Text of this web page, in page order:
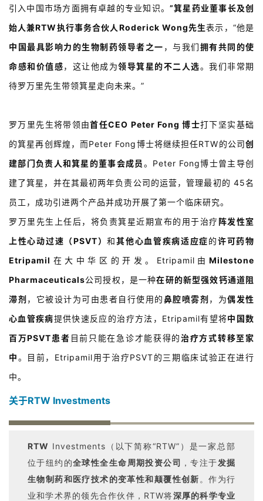
首
页
药
资
讯
视
专
区
精
引入中国市场方面拥有卓越的专业知识。 ”箕星药业董事长及创
始人兼RTW执行事务合伙人Roderick Wong先生表示，“他是
中国最具影响力的生物制药领导者之一 ，与我们拥有共同的使
命感和价值感，这让他成为领导箕星的不二人选。我们非常期
待罗万里先生带领箕星走向未来。”
罗万里先生将带领由首任CEO Peter Fong 博士打下坚实基础
的箕星再创辉煌，而Peter Fong博士将继续担任RTW的公司创
建部门负责人和箕星的董事会成员。Peter Fong博士曾主导创
建了箕星，并在其最初两年负责公司的运营，管理最初的 45名
员工，成功引进两个产品并成功开展了第一个临床研究。
罗万里先生上任后，将负责箕星近期宣布的用于治疗阵发性室
上性心动过速（PSVT）和其他心血管疾病适应症的许可药物
Etripamil 在大中华区的开发。Etripamil由 Milestone
Pharmaceuticals公司授权，是一种在研的新型强效钙通道阻
滞剂 ，它被设计为可由患者自行使用的鼻腔喷雾剂 ，为偶发性
心血管疾病提供快速反应的治疗方法，Etripamil有望将中国数
百万PSVT患者 目前只能在急诊才能获得的治疗方式转移至家
中。目前，Etripamil用于治疗PSVT的三期临床试验正在进行
中。
关于RTW Investments
RTW Investments（以下简称“RTW”）是一家总部
位于纽约的全球性全生命周期投资公司 ，专注于发掘
生物制药和医疗技术的变革性和颠覆性创新 。作为行
业和学术界的领先合作伙伴，RTW将深厚的科学专业